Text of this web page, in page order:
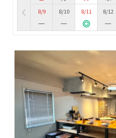
8/9
8/10
8/11
8/12